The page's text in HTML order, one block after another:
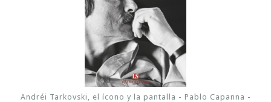
Andréi Tarkovski, el ícono y la pantalla - Pablo Capanna -